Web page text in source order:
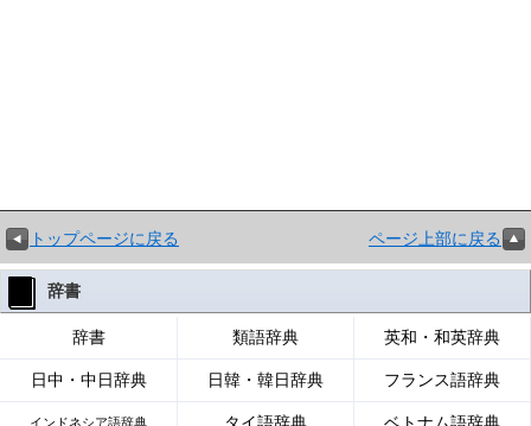
トップページに戻る ページ上部に戻る
辞書
辞書 類語辞典 英和・和英辞典
日中・中日辞典 日韓・韓日辞典 フランス語辞典
インドネシア語辞典